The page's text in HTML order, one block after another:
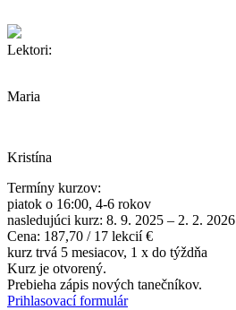
Lektori:
Maria
Kristína
Termíny kurzov:
piatok o 16:00, 4-6 rokov
nasledujúci kurz: 8. 9. 2025 – 2. 2. 2026
Cena: 187,70 / 17 lekcií €
kurz trvá 5 mesiacov, 1 x do týždňa
Kurz je otvorený.
Prebieha zápis nových tanečníkov.
Prihlasovací formulár